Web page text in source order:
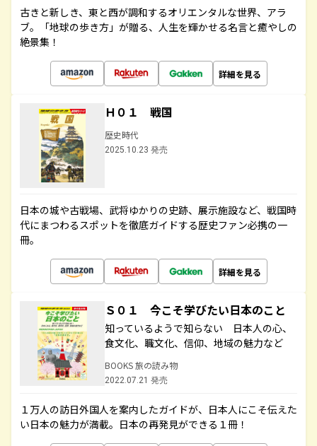
古きと新しき、東と西が調和するオリエンタルな世界、アラ
ブ。「地球の歩き方」が贈る、人生を輝かせる名言と癒やしの
絶景集！
詳細を見る
Ｈ０１ 戦国
歴史時代
2025.10.23 発売
日本の城や古戦場、武将ゆかりの史跡、展示施設など、戦国時
代にまつわるスポットを徹底ガイドする歴史ファン必携の一
冊。
詳細を見る
Ｓ０１ 今こそ学びたい日本のこと
知っているようで知らない 日本人の心、
食文化、職文化、信仰、地域の魅力など
BOOKS 旅の読み物
2022.07.21 発売
１万人の訪日外国人を案内したガイドが、日本人にこそ伝えた
い日本の魅力が満載。日本の再発見ができる１冊！